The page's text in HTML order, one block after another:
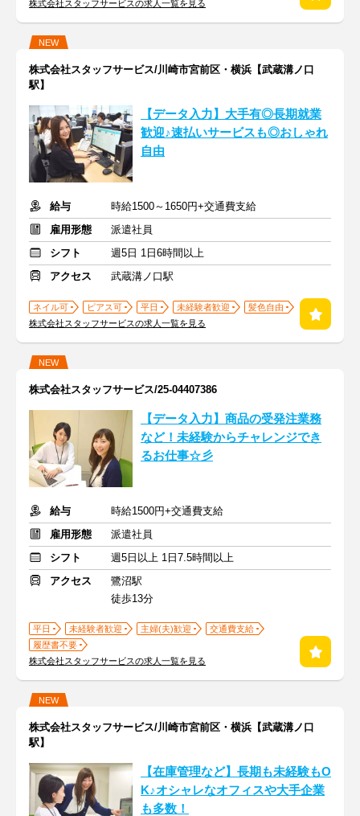
株式会社スタッフサービスの求人一覧を見る
NEW
株式会社スタッフサービス/川崎市宮前区・横浜【武蔵溝ノ口
駅】
【データ入力】大手有◎長期就業
歓迎♪速払いサービスも◎おしゃれ
自由
給与
時給1500～1650円+交通費支給
雇用形態
派遣社員
シフト
週5日 1日6時間以上
アクセス
武蔵溝ノ口駅
ネイル可 ピアス可 平日 未経験者歓迎
髪色自由
株式会社スタッフサービスの求人一覧を見る
NEW
株式会社スタッフサービス/25-04407386
【データ入力】商品の受発注業務
など！未経験からチャレンジでき
るお仕事☆彡
給与
時給1500円+交通費支給
雇用形態
派遣社員
シフト
週5日以上 1日7.5時間以上
アクセス
鷺沼駅
徒歩13分
平日 未経験者歓迎 主婦(夫)歓迎
交通費支給
履歴書不要
株式会社スタッフサービスの求人一覧を見る
NEW
株式会社スタッフサービス/川崎市宮前区・横浜【武蔵溝ノ口
駅】
【在庫管理など】長期も未経験もO
K♪オシャレなオフィスや大手企業
も多数！